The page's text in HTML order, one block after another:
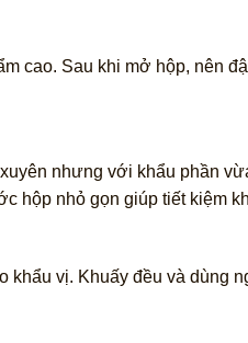
cao. Sau khi mở hộp, nên
nhưng với khẩu phần
hộp nhỏ gọn giúp tiết kiệm
vị. Khuấy đều và dùng